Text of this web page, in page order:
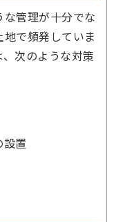
管理が十分でな
で頻発していま
次のような対策
置